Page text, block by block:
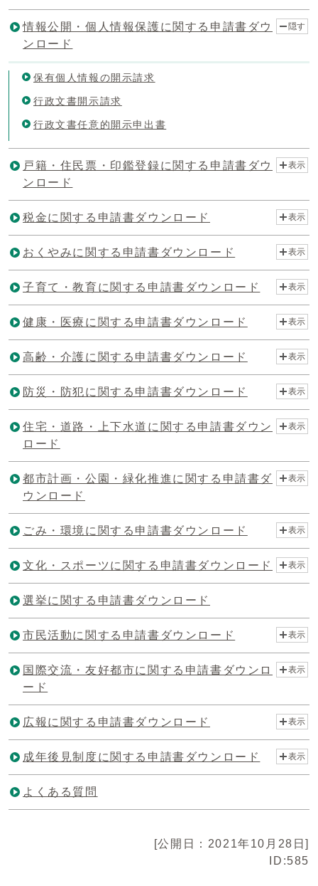
情報公開・個人情報保護に関する申請書ダウ
ンロード
隠す
保有個人情報の開示請求
行政文書開示請求
行政文書任意的開示申出書
戸籍・住民票・印鑑登録に関する申請書ダウ
ンロード
表示
税金に関する申請書ダウンロード 表示
おくやみに関する申請書ダウンロード 表示
子育て・教育に関する申請書ダウンロード 表示
健康・医療に関する申請書ダウンロード 表示
高齢・介護に関する申請書ダウンロード 表示
防災・防犯に関する申請書ダウンロード 表示
住宅・道路・上下水道に関する申請書ダウン
ロード
表示
都市計画・公園・緑化推進に関する申請書ダ
ウンロード
表示
ごみ・環境に関する申請書ダウンロード 表示
文化・スポーツに関する申請書ダウンロード 表示
選挙に関する申請書ダウンロード
市民活動に関する申請書ダウンロード 表示
国際交流・友好都市に関する申請書ダウンロ
ード
表示
広報に関する申請書ダウンロード 表示
成年後見制度に関する申請書ダウンロード 表示
よくある質問
[公開日：2021年10月28日]
ID:585